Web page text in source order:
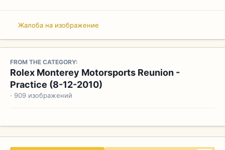
Жалоба на изображение
FROM THE CATEGORY:
Rolex Monterey Motorsports Reunion -
Practice (8-12-2010)
· 909 изображений